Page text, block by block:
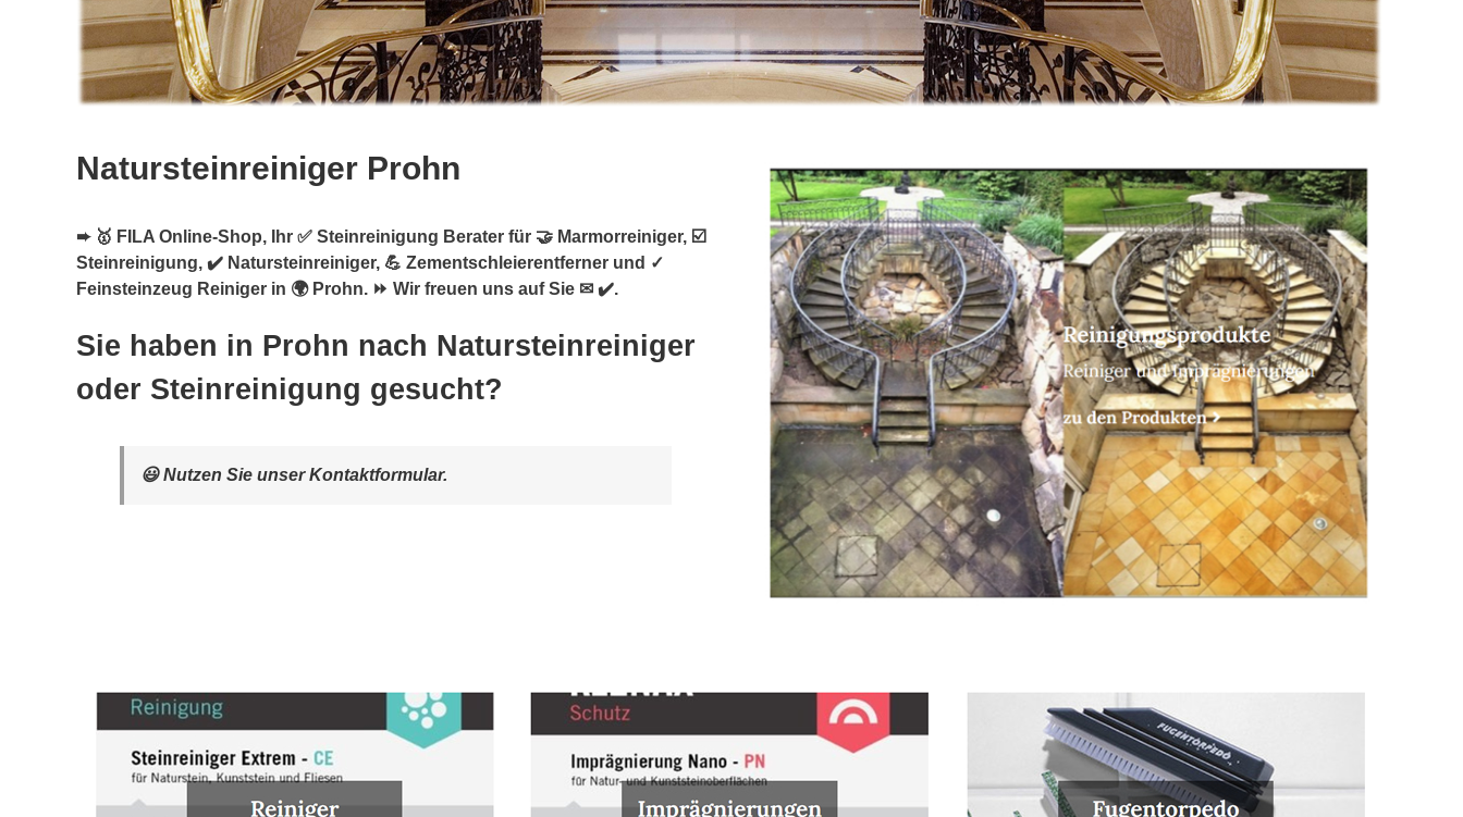
Natursteinreiniger Prohn
➨ 🥇 FILA Online-Shop, Ihr ✅ Steinreinigung Berater für 🤝 Marmorreiniger, ☑️
Steinreinigung, ✔️ Natursteinreiniger, 💪 Zementschleierentferner und ✓
Feinsteinzeug Reiniger in 🌍 Prohn. ⏩ Wir freuen uns auf Sie ✉ ✔️.
Sie haben in Prohn nach Natursteinreiniger
oder Steinreinigung gesucht?
😃 Nutzen Sie unser Kontaktformular.